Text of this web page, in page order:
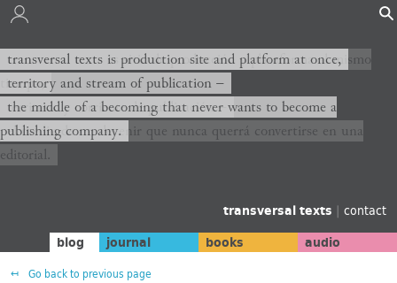
transversal texts es sitio de producción y plataforma al mismo
tiempo,
territorio y corriente de publicación −
el medio de un devenir que nunca querrá convertirse en una
editorial.
transversal texts is production site and platform at once,
territory and stream of publication −
the middle of a becoming that never wants to become a
publishing company.
transversal texts | contact
blog journal books audio
Go back to previous page